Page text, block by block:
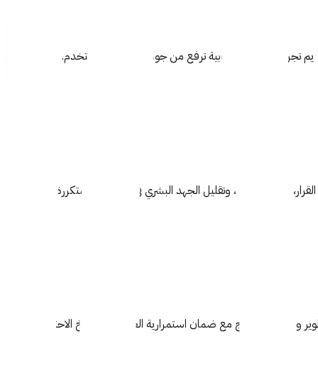
تجربة بصرية وانسيابية ترفع من جودة وتفاعل المستخدم.
والإنتاج مع ضمان استمرارية العمل عبر النسخ الاحتياطي